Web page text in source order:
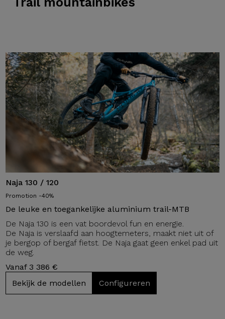
Naja 130 / 120
Promotion -40%
De leuke en toegankelijke aluminium trail-MTB
De Naja 130 is een vat boordevol fun en energie.
De Naja is verslaafd aan hoogtemeters, maakt niet uit of
je bergop of bergaf fietst. De Naja gaat geen enkel pad uit
de weg.
Vanaf 3 386 €
Bekijk de modellen
Configureren